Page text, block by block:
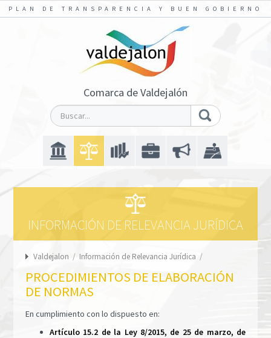
PLAN DE TRANSPARENCIA Y BUEN GOBIERNO
Comarca de Valdejalón
INFORMACIÓN DE RELEVANCIA JURÍDICA
Valdejalon / Información de Relevancia Jurídica /
PROCEDIMIENTOS DE ELABORACIÓN
DE NORMAS
En cumplimiento con lo dispuesto en:
Artículo 15.2 de la Ley 8/2015, de 25 de marzo, de